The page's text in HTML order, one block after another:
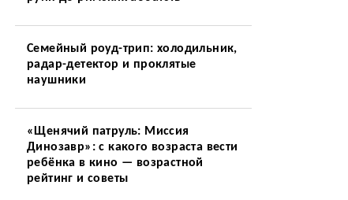
Семейный роуд-трип: холодильник,
радар-детектор и проклятые
наушники
«Щенячий патруль: Миссия
Динозавр»: с какого возраста вести
ребёнка в кино — возрастной
рейтинг и советы